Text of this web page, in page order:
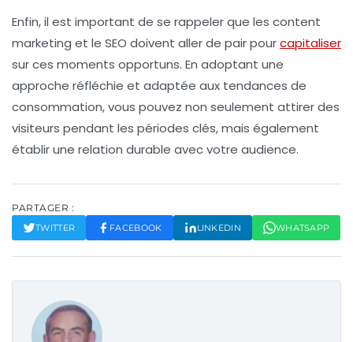
Enfin, il est important de se rappeler que les content
marketing et le SEO doivent aller de pair pourcapitaliser
sur ces moments opportuns. En adoptant une
approche réfléchie et adaptée aux tendances de
consommation, vous pouvez non seulement attirer des
visiteurs pendant les périodes clés, mais également
établir une relation durable avec votre audience.
PARTAGER :
TWITTER FACEBOOK LINKEDIN WHATSAPP